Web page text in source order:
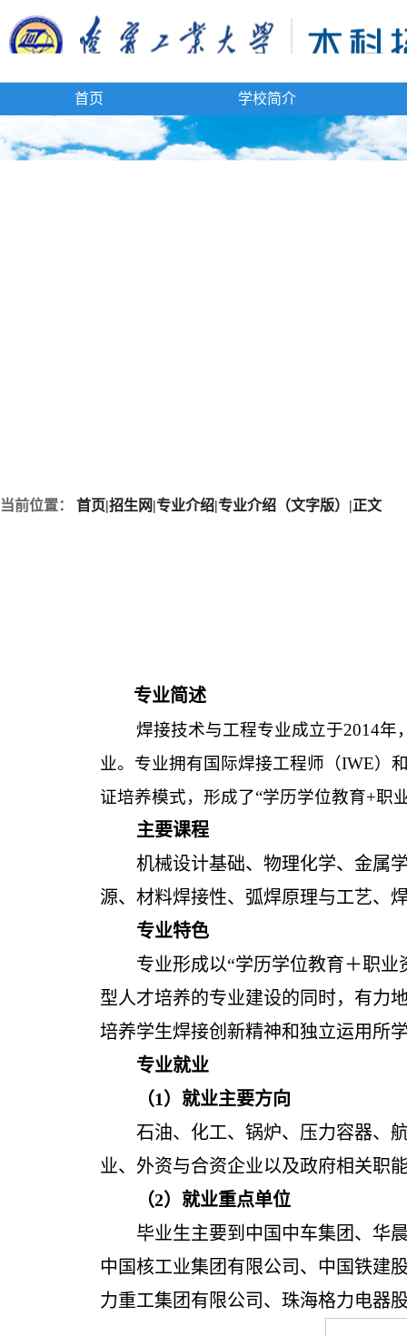
首页 学校简介
当前位置： 首页|招生网|专业介绍|专业介绍（文字版） |正文
专业简述
焊接技术与工程专业成立于2014
业。专业拥有国际焊接工程师（IWE）
证培养模式，形成了“学历学位教育+职
主要课程
机械设计基础、物理化学、金属
源、材料焊接性、弧焊原理与工艺、
专业特色
专业形成以“学历学位教育＋职
型人才培养的专业建设的同时，有力
培养学生焊接创新精神和独立运用所
专业就业
（1）就业主要方向
石油、化工、锅炉、压力容器、
业、外资与合资企业以及政府相关职
（2）就业重点单位
毕业生主要到中国中车集团、华
中国核工业集团有限公司、中国铁建
力重工集团有限公司、珠海格力电器